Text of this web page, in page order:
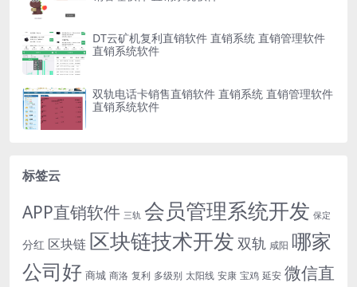
DT云矿机复利直销软件 直销系统 直销管理软件
直销系统软件
双轨电话卡销售直销软件 直销系统 直销管理软件
直销系统软件
标签云
APP直销软件 三轨 会员管理系统开发 保定
分红 区块链 区块链技术开发 双轨 咸阳 哪家
公司好 商城 商洛 复利 多级别 太阳线 安康 宝鸡 延安 微信直